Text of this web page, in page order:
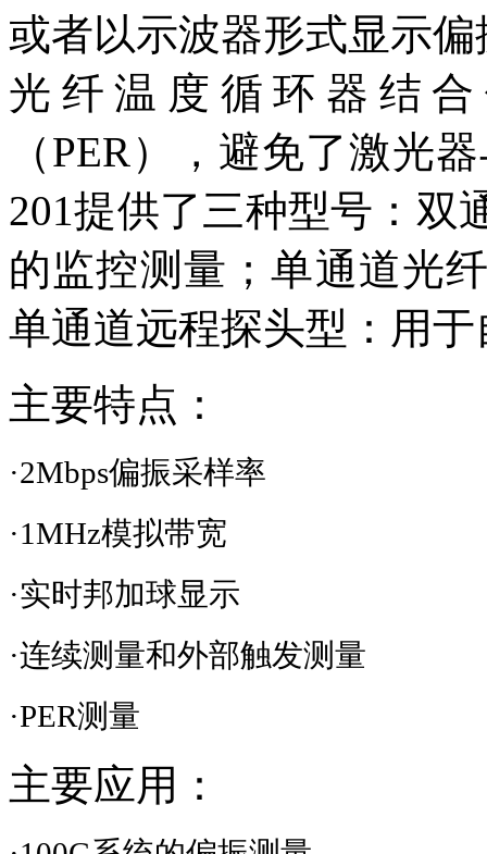
或者以示波器形式显示
光纤温度循环器结
（PER），避免了激光
201提供了三种型号：双
的监控测量；单通道光
单通道远程探头型：用
主要特点：
·2Mbps偏振采样率
·1MHz模拟带宽
·实时邦加球显示
·连续测量和外部触发测量
·PER测量
主要应用：